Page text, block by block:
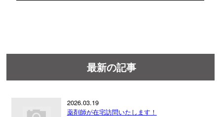
最新の記事
2026.03.19
薬剤師が在宅訪問いたします！